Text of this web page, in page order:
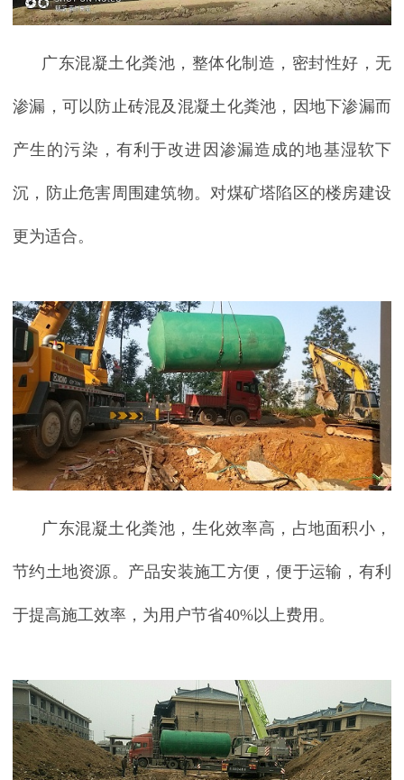
广东混凝土化粪池，整体化制造，密封性好，无
渗漏，可以防止砖混及混凝土化粪池，因地下渗漏而
产生的污染，有利于改进因渗漏造成的地基湿软下
沉，防止危害周围建筑物。对煤矿塔陷区的楼房建设
更为适合。
广东混凝土化粪池，生化效率高，占地面积小，
节约土地资源。产品安装施工方便，便于运输，有利
于提高施工效率，为用户节省40%以上费用。